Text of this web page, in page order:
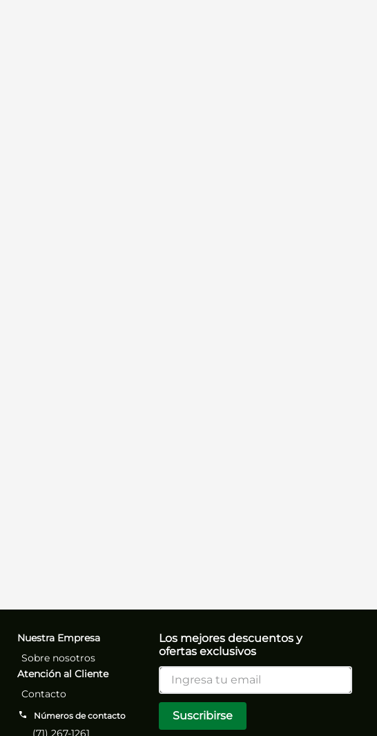
Nuestra Empresa
Sobre nosotros
Atención al Cliente
Contacto
Números de contacto
(71) 267-1261
Los mejores descuentos y
ofertas exclusivos
Suscribirse